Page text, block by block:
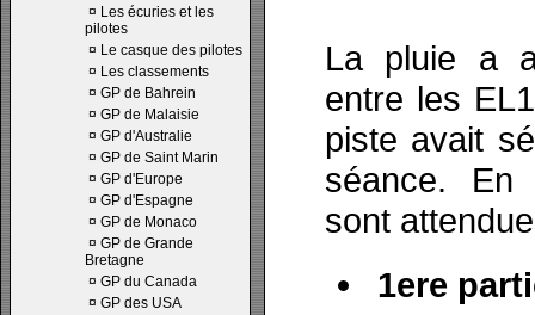
¤ Les écuries et les
pilotes
¤ Le casque des pilotes
¤ Les classements
¤ GP de Bahrein
¤ GP de Malaisie
¤ GP d'Australie
¤ GP de Saint Marin
¤ GP d'Europe
¤ GP d'Espagne
¤ GP de Monaco
¤ GP de Grande
Bretagne
¤ GP du Canada
¤ GP des USA
La pluie a
entre les
piste avait
séance. En
sont
1ere